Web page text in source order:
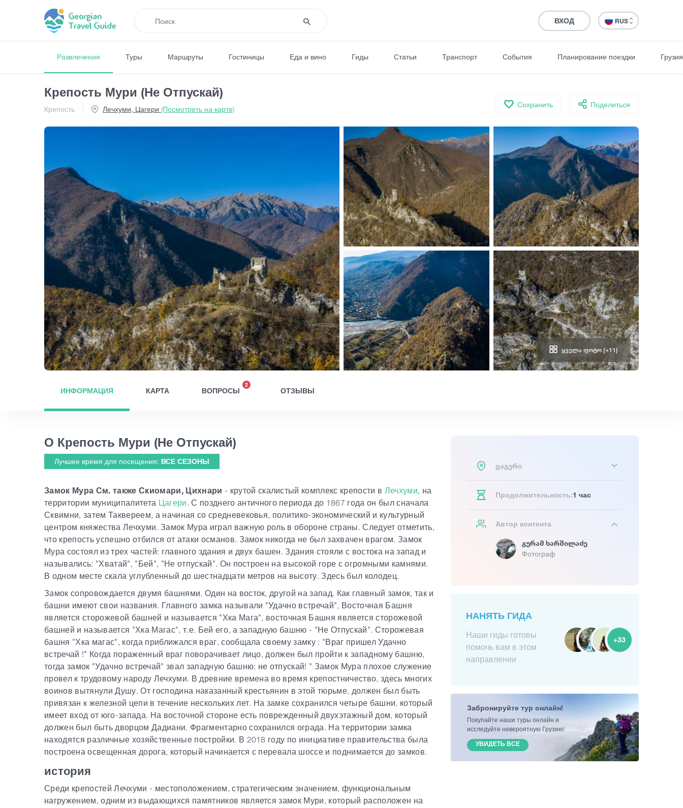
ВХОД RUS
Развлечения Туры Маршруты Гостиницы Еда и вино Гиды Статьи Транспорт События Планирование поездки Грузия
Крепость Мури (Не Отпускай)
Крепость Лечхуми, Цагери (Посмотреть на карте)
Сохранить Поделиться
ᲧᲕᲔᲚᲐ ᲤᲝᲢᲝ (+11)
ИНФОРМАЦИЯ КАРТА ВОПРОСЫ
2
ОТЗЫВЫ
О Крепость Мури (Не Отпускай)
Лучшее время для посещения: ВСЕ СЕЗОНЫ
Замок Мура См. также Скиомари, Цихнари - крутой скалистый комплекс крепости в Лечхуми, на
территории муниципалитета Цагери. С позднего античного периода до 1867 года он был сначала
Сквимни, затем Таквереем, а начиная со средневековья, политико-экономический и культурный
центром княжества Лечхуми. Замок Мура играл важную роль в обороне страны. Следует отметить,
что крепость успешно отбился от атаки османов. Замок никогда не был захвачен врагом. Замок
Мура состоял из трех частей: главного здания и двух башен. Здания стояли с востока на запад и
назывались: "Хватай", "Бей", "Не отпускай". Он построен на высокой горе с огромными камнями.
В одном месте скала углубленный до шестнадцати метров на высоту. Здесь был колодец.
Замок сопровождается двумя башнями. Один на восток, другой на запад. Как главный замок, так и
башни имеют свои названия. Главного замка называли "Удачно встречай", Восточная Башня
является сторожевой башней и называется "Хка Мага", восточная Башня является сторожевой
башней и называется "Хка Магас", т.е. Бей его, а западную башню - "Не Отпускай". Сторожевая
башня "Хка магас", когда приближался враг, сообщала своему замку : "Враг пришел Удачно
встречай !" Когда пораженный враг поворачивает лицо, должен был пройти к западному башню,
тогда замок "Удачно встречай" звал западную башню: не отпускай! " Замок Мура плохое служение
провел к трудовому народу Лечхуми. В древние времена во время крепостничество, здесь многих
воинов вытянули Душу. От господина наказанный крестьянин в этой тюрьме, должен был быть
привязан к железной цепи в течение нескольких лет. На замке сохранился четыре башни, который
имеет вход от юго-запада. На восточной стороне есть поврежденный двухэтажный дом, который
должен был быть дворцом Дадиани. Фрагментарно сохранился ограда. На территории замка
находятся различные хозяйственные постройки. В 2018 году по инициативе правительства была
построена освещенная дорога, который начинается с перевала шоссе и поднимается до замков.
история
Среди крепостей Лечхуми - местоположением, стратегическим значением, функциональным
нагружением, одним из выдающихся памятников является замок Мури, который расположен на
ცაგერი
Продолжительность:1 час
Автор контента
Გურამ Ხარშილაძე
Фотограф
НАНЯТЬ ГИДА
Наши гиды готовы
помочь вам в этом
направлении
+33
Забронируйте тур онлайн!
Покупайте наши туры онлайн и
исследуйте невероятную Грузию!
УВИДЕТЬ ВСЕ